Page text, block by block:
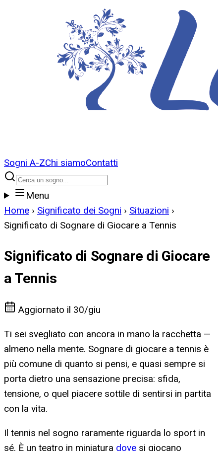
Sogni A-ZChi siamoContatti
Menu
Home › Significato dei Sogni › Situazioni ›
Significato di Sognare di Giocare a Tennis
Significato di Sognare di Giocare
a Tennis
Aggiornato il 30/giu
Ti sei svegliato con ancora in mano la racchetta —
almeno nella mente. Sognare di giocare a tennis è
più comune di quanto si pensi, e quasi sempre si
porta dietro una sensazione precisa: sfida,
tensione, o quel piacere sottile di sentirsi in partita
con la vita.
Il tennis nel sogno raramente riguarda lo sport in
sé. È un teatro in miniatura dove si giocano